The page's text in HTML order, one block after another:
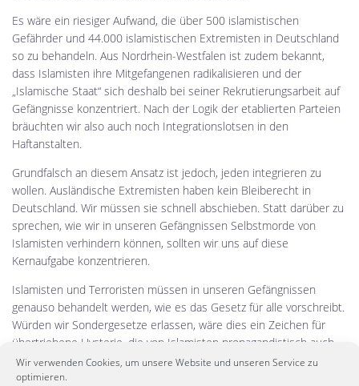
Wir verwenden Cookies, um unsere Website und unseren Service zu
optimieren.
Es wäre ein riesiger Aufwand, die über 500 islamistischen
Gefährder und 44.000 islamistischen Extremisten in Deutschland
so zu behandeln. Aus Nordrhein-Westfalen ist zudem bekannt,
dass Islamisten ihre Mitgefangenen radikalisieren und der
„Islamische Staat“ sich deshalb bei seiner Rekrutierungsarbeit auf
Gefängnisse konzentriert. Nach der Logik der etablierten Parteien
bräuchten wir also auch noch Integrationslotsen in den
Haftanstalten.
Grundfalsch an diesem Ansatz ist jedoch, jeden integrieren zu
wollen. Ausländische Extremisten haben kein Bleiberecht in
Deutschland. Wir müssen sie schnell abschieben. Statt darüber zu
sprechen, wie wir in unseren Gefängnissen Selbstmorde von
Islamisten verhindern können, sollten wir uns auf diese
Kernaufgabe konzentrieren.
Islamisten und Terroristen müssen in unseren Gefängnissen
genauso behandelt werden, wie es das Gesetz für alle vorschreibt.
Würden wir Sondergesetze erlassen, wäre dies ein Zeichen für
übertriebene Hysterie, die von Islamisten propagandistisch auch
noch ausgeschlachtet werden könnte. Ich halte es für sinnvoll,
Videoüberwachung für einige Zellen in den Justizvollzugsanstalten